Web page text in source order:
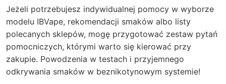
Jeżeli potrzebujesz indywidualnej pomocy w wyborze
modelu IBVape, rekomendacji smaków albo listy
polecanych sklepów, mogę przygotować zestaw pytań
pomocniczych, którymi warto się kierować przy
zakupie. Powodzenia w testach i przyjemnego
odkrywania smaków w beznikotynowym systemie!